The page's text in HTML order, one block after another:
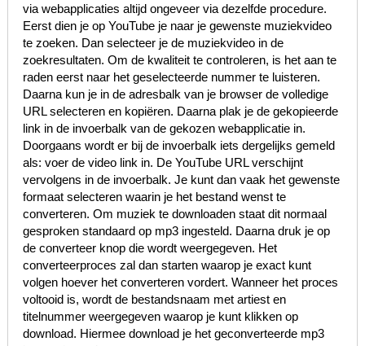
via webapplicaties altijd ongeveer via dezelfde procedure.
Eerst dien je op YouTube je naar je gewenste muziekvideo
te zoeken. Dan selecteer je de muziekvideo in de
zoekresultaten. Om de kwaliteit te controleren, is het aan te
raden eerst naar het geselecteerde nummer te luisteren.
Daarna kun je in de adresbalk van je browser de volledige
URL selecteren en kopiëren. Daarna plak je de gekopieerde
link in de invoerbalk van de gekozen webapplicatie in.
Doorgaans wordt er bij de invoerbalk iets dergelijks gemeld
als: voer de video link in. De YouTube URL verschijnt
vervolgens in de invoerbalk. Je kunt dan vaak het gewenste
formaat selecteren waarin je het bestand wenst te
converteren. Om muziek te downloaden staat dit normaal
gesproken standaard op mp3 ingesteld. Daarna druk je op
de converteer knop die wordt weergegeven. Het
converteerproces zal dan starten waarop je exact kunt
volgen hoever het converteren vordert. Wanneer het proces
voltooid is, wordt de bestandsnaam met artiest en
titelnummer weergegeven waarop je kunt klikken op
download. Hiermee download je het geconverteerde mp3